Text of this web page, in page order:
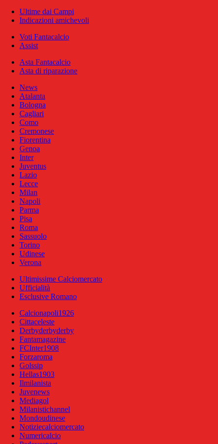
Ultime dai Campi
Indicazioni amichevoli
Voti Fantacalcio
Assist
Asta Fantacalcio
Asta di riparazione
News
Atalanta
Bologna
Cagliari
Como
Cremonese
Fiorentina
Genoa
Inter
Juventus
Lazio
Lecce
Milan
Napoli
Parma
Pisa
Roma
Sassuolo
Torino
Udinese
Verona
Ultimissime Calciomercato
Ufficialità
Esclusive Romano
Calcionapoli1926
Cittaceleste
Derbyderbyderby
Fantamagazine
FCInter1908
Forzaroma
Golssip
Hellas1903
Ilmilanista
Juvenews
Mediagol
Milanistichannel
Mondoudinese
Notiziecalciomercato
Numericalcio